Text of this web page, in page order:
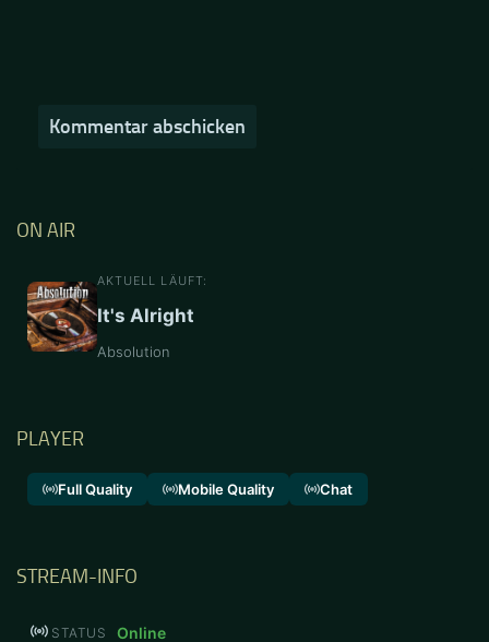
ON AIR
AKTUELL LÄUFT:
It's Alright
Absolution
PLAYER
Full Quality Mobile Quality Chat
STREAM-INFO
STATUS Online